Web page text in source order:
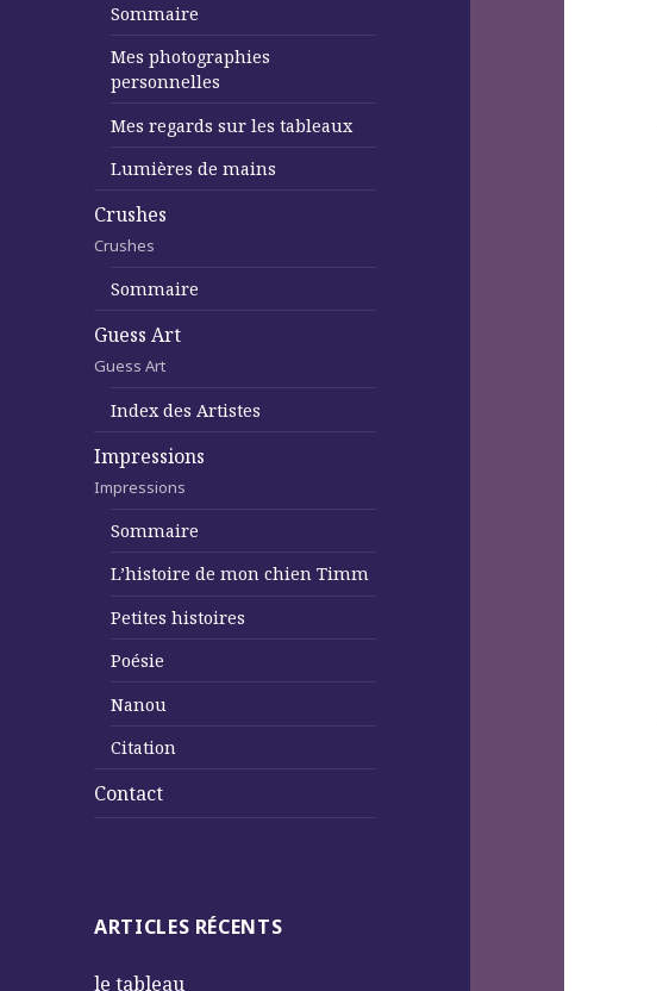
Sommaire
Mes photographies
personnelles
Mes regards sur les tableaux
Lumières de mains
Crushes
Crushes
Sommaire
Guess Art
Guess Art
Index des Artistes
Impressions
Impressions
Sommaire
L’histoire de mon chien Timm
Petites histoires
Poésie
Nanou
Citation
Contact
ARTICLES RÉCENTS
le tableau